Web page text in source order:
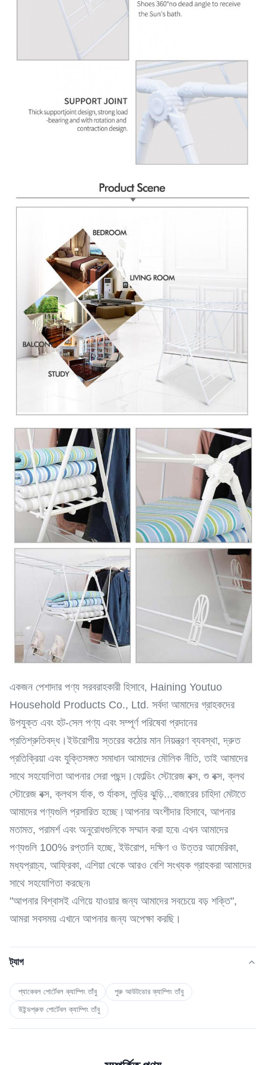
একজন পেশাদার পণ্য সরবরাহকারী হিসাবে, Haining Youtuo
Household Products Co., Ltd. সর্বদা আমাদের গ্রাহকদের
উপযুক্ত এবং হট-সেল পণ্য এবং সম্পূর্ণ পরিষেবা প্রদানের
প্রতিশ্রুতিবদ্ধ।ইউরোপীয় স্তরের কঠোর মান নিয়ন্ত্রণ ব্যবস্থা, দ্রুত
প্রতিক্রিয়া এবং যুক্তিসঙ্গত সমাধান আমাদের মৌলিক নীতি, তাই আমাদের
সাথে সহযোগিতা আপনার সেরা পছন্দ।ফোল্ডিং স্টোরেজ বক্স, শু বক্স, ক্লথ
স্টোরেজ বক্স, ক্লথস র্যাক, শু র্যাকস, লন্ড্রি ঝুড়ি...বাজারের চাহিদা মেটাতে
আমাদের পণ্যগুলি প্রসারিত হচ্ছে।আপনার অংশীদার হিসাবে, আপনার
মতামত, পরামর্শ এবং অনুরোধগুলিকে সম্মান করা হবে৷ এখন আমাদের
পণ্যগুলি 100% রপ্তানি হচ্ছে, ইউরোপ, দক্ষিণ ও উত্তর আমেরিকা,
মধ্যপ্রাচ্য, আফ্রিকা, এশিয়া থেকে আরও বেশি সংখ্যক গ্রাহকরা আমাদের
সাথে সহযোগিতা করছেন৷
"আপনার বিশ্বাসই এগিয়ে যাওয়ার জন্য আমাদের সবচেয়ে বড় শক্তি",
আমরা সবসময় এখানে আপনার জন্য অপেক্ষা করছি।
ট্যাগ
প্যাকেবল পোর্টেবল ক্যাম্পিং তাঁবু
পুরু আউটডোর ক্যাম্পিং তাঁবু
উইন্ডপ্রুফ পোর্টেবল ক্যাম্পিং তাঁবু